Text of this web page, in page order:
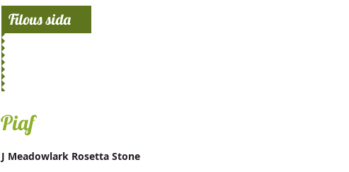
Filous sida
Piaf
J Meadowlark Rosetta Stone